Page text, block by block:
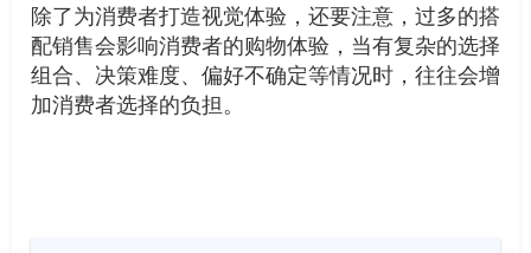
除了为消费者打造视觉体验，还要注意，过多的搭
配销售会影响消费者的购物体验，当有复杂的选择
组合、决策难度、偏好不确定等情况时，往往会增
加消费者选择的负担。